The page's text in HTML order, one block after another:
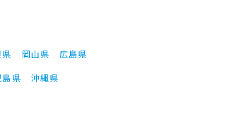
岡山県
広島県
島県 沖縄県